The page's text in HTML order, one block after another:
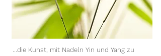
…die Kunst, mit Nadeln Yin und Yang zu